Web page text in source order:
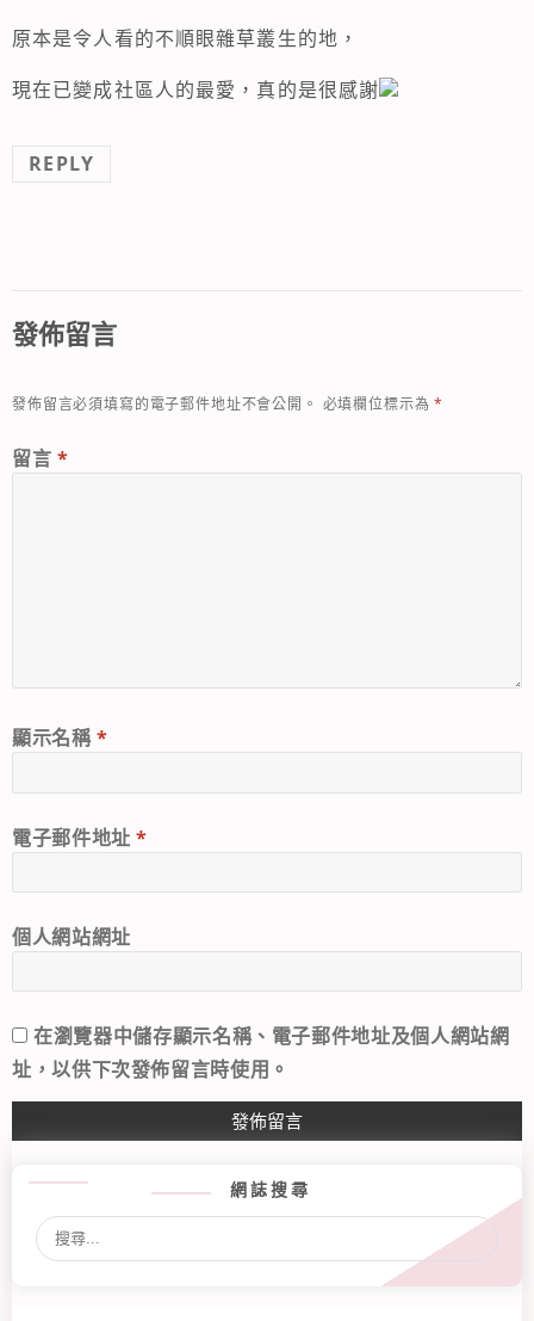
原本是令人看的不順眼雜草叢生的地，
現在已變成社區人的最愛，真的是很感謝
REPLY
發佈留言
發佈留言必須填寫的電子郵件地址不會公開。 必填欄位標示為*
留言 *
顯示名稱*
電子郵件地址*
個人網站網址
在瀏覽器中儲存顯示名稱、電子郵件地址及個人網站網
址，以供下次發佈留言時使用。
網誌搜尋